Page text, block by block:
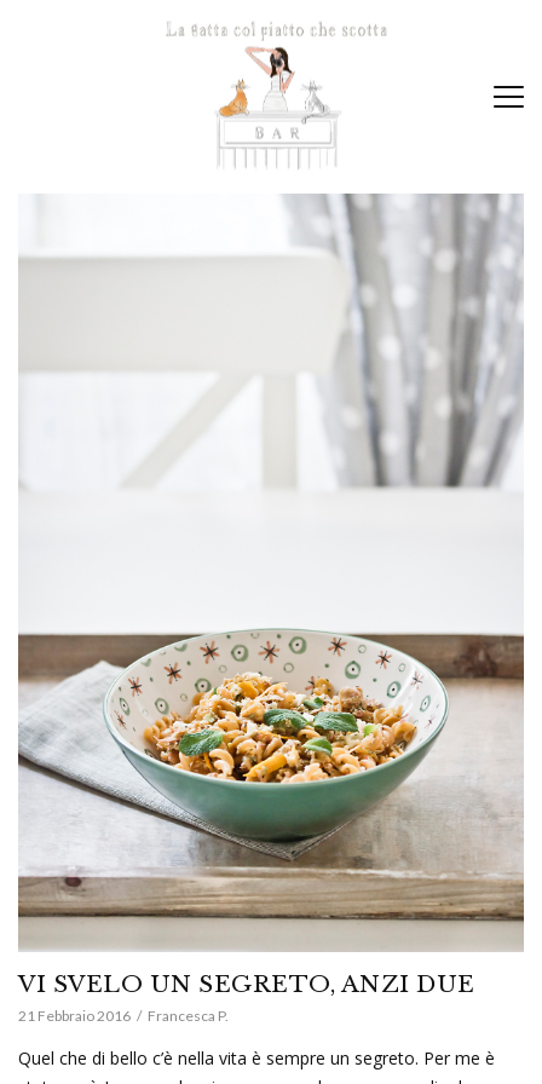
VI SVELO UN SEGRETO, ANZI DUE
21 Febbraio 2016 Francesca P.
Quel che di bello c’è nella vita è sempre un segreto. Per me è